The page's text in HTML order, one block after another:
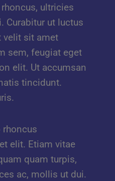
ultricies
Curabitur ut luctus
velit sit amet
sem, feugiat eget
elit. Ut accumsan
tincidunt.
rhoncus
elit. Etiam vitae
quam turpis,
ac, mollis ut dui.